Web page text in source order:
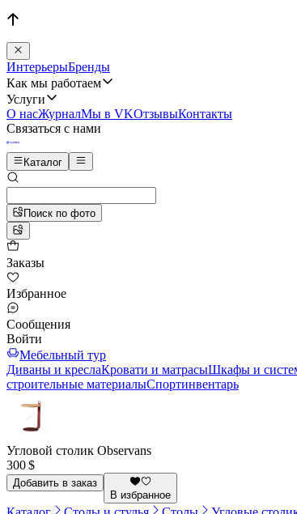
ИнтерьерыБренды
Как мы работаем
Услуги
О насЖурналМы в VKОтзывыКонтакты
Связаться с нами
Каталог
Поиск по фото
Заказы
Избранное
Сообщения
Войти
Мебельный тур
Диваны и креслаКровати и матрасыШкафы и
строительные материалыСпортинвентарь
Угловой столик Observans
300 $
Добавить в заказ
В избранное